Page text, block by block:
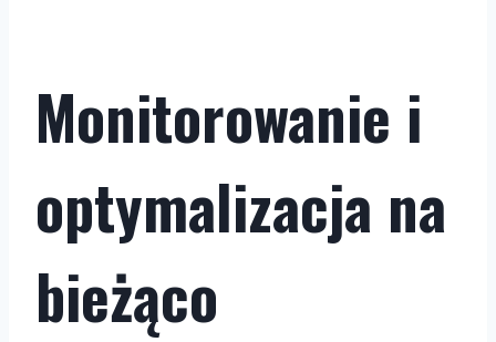
Monitorowanie i
optymalizacja na
bieżąco